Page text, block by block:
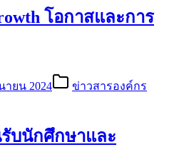
โอกาสและการ
ายน 2024 ข่าวสารองค์กร
รับนักศึกษาและ